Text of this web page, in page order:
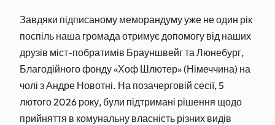
Завдяки підписаному меморандуму уже не один рік
поспіль наша громада отримує допомогу від наших
друзів міст-побратимів Брауншвейг та Люнебург,
Благодійного фонду «Хоф Шлютер» (Німеччина) на
чолі з Андре Новотні. На позачерговій сесії, 5
лютого 2026 року, були підтримані рішення щодо
прийняття в комунальну власність різних видів